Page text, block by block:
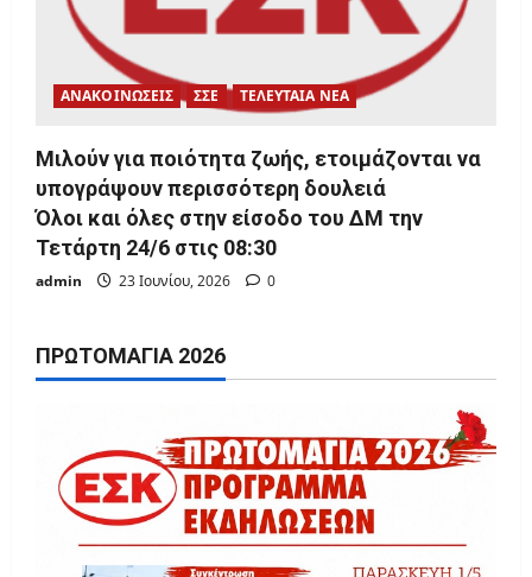
ΑΝΑΚΟΙΝΩΣΕΙΣ ΣΣΕ ΤΕΛΕΥΤΑΙΑ ΝΕΑ
Μιλούν για ποιότητα ζωής, ετοιμάζονται να
υπογράψουν περισσότερη δουλειά
Όλοι και όλες στην είσοδο του ΔΜ την
Τετάρτη 24/6 στις 08:30
admin 23 Ιουνίου, 2026 0
ΠΡΩΤΟΜΑΓΙΆ 2026